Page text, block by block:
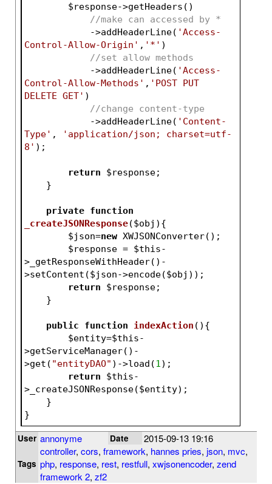
$response->getHeaders()
//make can accessed by *
            ->addHeaderLine(
'Access-
Control-Allow-Origin' , '*' )
//set allow methods
            ->addHeaderLine(
'Access-
Control-Allow-Methods' , 'POST PUT
DELETE GET' )
//change content-type
            ->addHeaderLine(
'Content-
Type' ,
'application/json; charset=utf-
8' );
return $response;
    }
private function
_createJSONResponse($obj ) {
$json=new XWJSONConverter();
$response = $this-
>_getResponseWithHeader()-
>setContent($json->encode($obj ));
return
$response;
    }
public function indexAction () {
$entity=$this-
>getServiceManager()-
>get( "entityDAO" )->load(1);
return
$this-
>_createJSONResponse($entity);
    }
}
User annonyme Date 2015-09-13 19:16
Tags
controller, cors, framework, hannes pries, json, mvc,
php, response, rest, restfull, xwjsonencoder, zend
framework 2, zf2